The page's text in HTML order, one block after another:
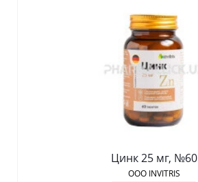
Цинк 25 мг, №60
OOO INVITRIS